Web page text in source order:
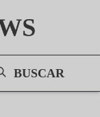
BUSCAR